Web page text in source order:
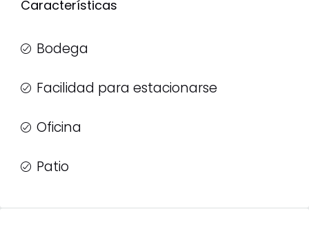
Características
Bodega
Facilidad para estacionarse
Oficina
Patio